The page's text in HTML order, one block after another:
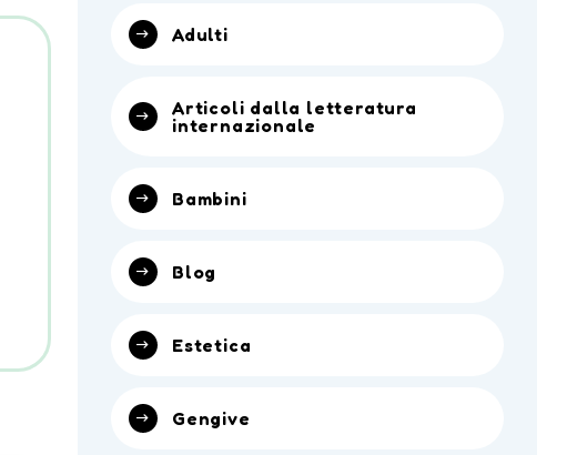
Adulti
Articoli dalla letteratura
internazionale
Bambini
Blog
Estetica
Gengive